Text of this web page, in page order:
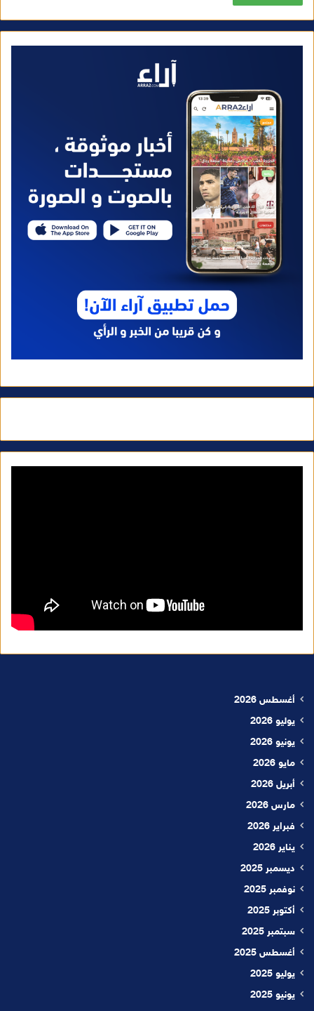
أغسطس 2026
يوليو 2026
يونيو 2026
مايو 2026
أبريل 2026
مارس 2026
فبراير 2026
يناير 2026
ديسمبر 2025
نوفمبر 2025
أكتوبر 2025
سبتمبر 2025
أغسطس 2025
يوليو 2025
يونيو 2025